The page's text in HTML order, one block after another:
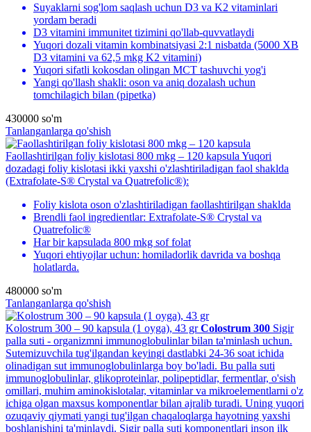
Suyaklarni sog'lom saqlash uchun D3 va K2 vitaminlari
yordam beradi
D3 vitamini immunitet tizimini qo'llab-quvvatlaydi
Yuqori dozali vitamin kombinatsiyasi 2:1 nisbatda (5000 XB
D3 vitamini va 62,5 mkg K2 vitamini)
Yuqori sifatli kokosdan olingan MCT tashuvchi yog'i
Yangi qo'llash shakli: oson va aniq dozalash uchun
tomchilagich bilan (pipetka)
430000 so'm
Tanlanganlarga qo'shish
Faollashtirilgan foliy kislotasi 800 mkg – 120 kapsula Yuqori
dozadagi foliy kislotasi ikki yaxshi o'zlashtiriladigan faol shaklda
(Extrafolate-S® Crystal va Quatrefolic®):
Foliy kislota oson o'zlashtiriladigan faollashtirilgan shaklda
Brendli faol ingredientlar: Extrafolate-S® Crystal va
Quatrefolic®
Har bir kapsulada 800 mkg sof folat
Yuqori ehtiyojlar uchun: homiladorlik davrida va boshqa
holatlarda.
480000 so'm
Tanlanganlarga qo'shish
Kolostrum 300 – 90 kapsula (1 oyga), 43 gr Colostrum 300 Sigir
palla suti - organizmni immunoglobulinlar bilan ta'minlash uchun.
Sutemizuvchila tug'ilgandan keyingi dastlabki 24-36 soat ichida
olinadigan sut immunoglobulinlarga boy bo'ladi. Bu palla suti
immunoglobulinlar, glikoproteinlar, polipeptidlar, fermentlar, o'sish
omillari, muhim aminokislotalar, vitaminlar va mikroelementlarni o'z
ichiga olgan maxsus komponentlar bilan ajralib turadi. Uning yuqori
ozuqaviy qiymati yangi tug'ilgan chaqaloqlarga hayotning yaxshi
boshlanishini ta'minlaydi. Sigir palla suti komponentlari inson ilk